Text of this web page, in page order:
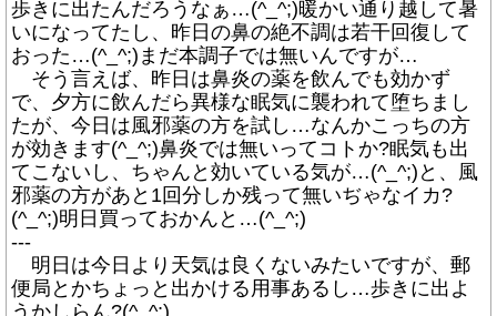
歩きに出たんだろうなぁ…(^_^;)暖かい通り越して暑
いになってたし、昨日の鼻の絶不調は若干回復して
おった…(^_^;)まだ本調子では無いんですが…
そう言えば、昨日は鼻炎の薬を飲んでも効かず
で、夕方に飲んだら異様な眠気に襲われて堕ちまし
たが、今日は風邪薬の方を試し…なんかこっちの方
が効きます(^_^;)鼻炎では無いってコトか?眠気も出
てこないし、ちゃんと効いている気が…(^_^;)と、風
邪薬の方があと1回分しか残って無いぢゃなイカ?
(^_^;)明日買っておかんと…(^_^;)
---
明日は今日より天気は良くないみたいですが、郵
便局とかちょっと出かける用事あるし…歩きに出よ
うかしらん?(^_^;)